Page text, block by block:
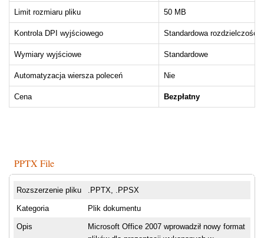
Limit rozmiaru pliku 50 MB
Kontrola DPI wyjściowego Standardowa rozdzielczość
Wymiary wyjściowe Standardowe
Automatyzacja wiersza poleceń Nie
Cena Bezpłatny
PPTX File
Rozszerzenie pliku .PPTX, .PPSX
Kategoria Plik dokumentu
Opis
Microsoft Office 2007 wprowadził nowy format